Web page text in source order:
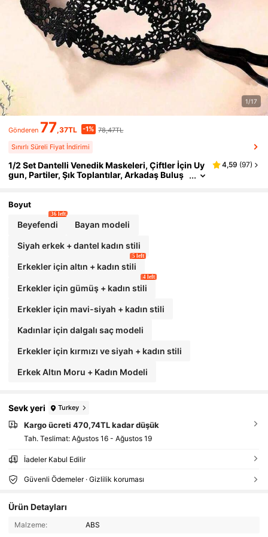
1/17
Gönderen 77,37TL -1% 78,47TL
Sınırlı Süreli Fiyat İndirimi
1/2 Set Dantelli Venedik Maskeleri, Çiftler İçin Uy
gun, Partiler, Şık Toplantılar, Arkadaş Buluş
in Mükemmel
4,59 (97)
Boyut
Beyefendi
36 left
Bayan modeli
Siyah erkek + dantel kadın stili
Erkekler için altın + kadın stili
5 left
Erkekler için gümüş + kadın stili
4 left
Erkekler için mavi-siyah + kadın stili
Kadınlar için dalgalı saç modeli
Erkekler için kırmızı ve siyah + kadın stili
Erkek Altın Moru + Kadın Modeli
Sevk yeri Turkey
Kargo ücreti 470,74TL kadar düşük
Tah. Teslimat: Ağustos 16 - Ağustos 19
İadeler Kabul Edilir
Güvenli Ödemeler · Gizlilik koruması
Ürün Detayları
Malzeme: ABS